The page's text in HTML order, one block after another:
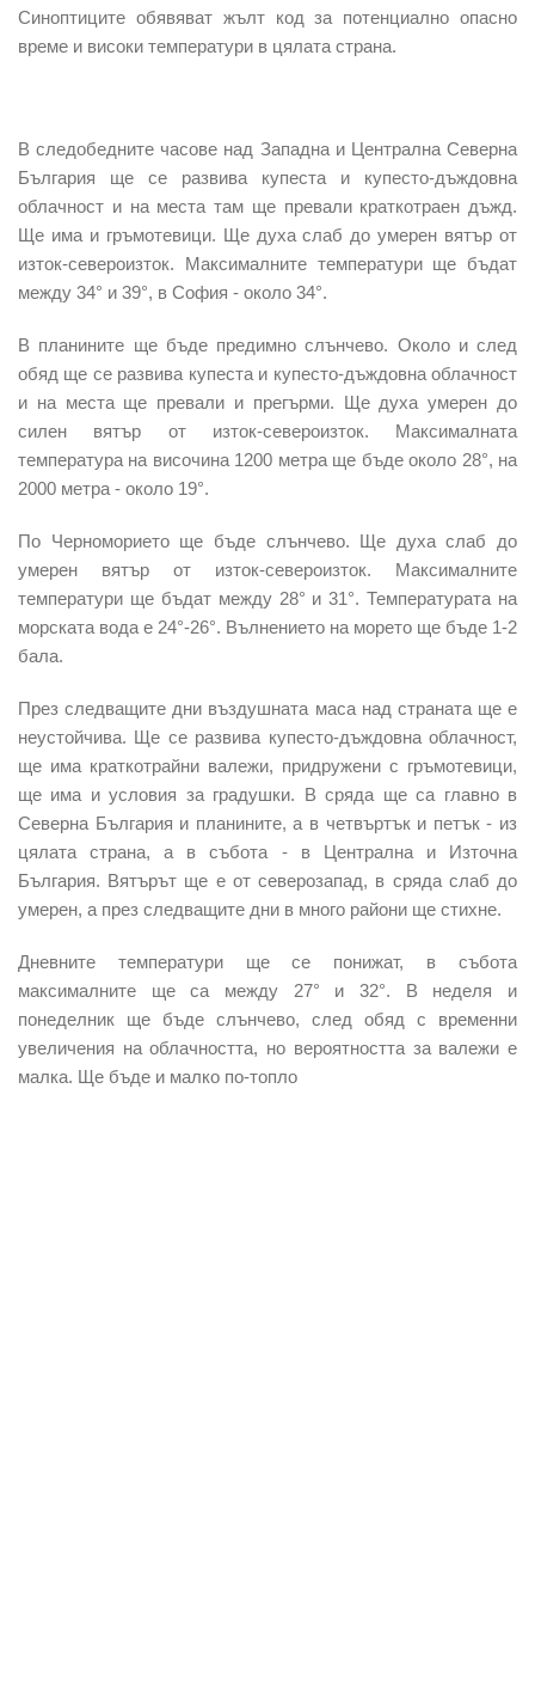
Синоптиците обявяват жълт код за потенциално опасно
време и високи температури в цялата страна.
В следобедните часове над Западна и Централна Северна
България ще се развива купеста и купесто-дъждовна
облачност и на места там ще превали краткотраен дъжд.
Ще има и гръмотевици. Ще духа слаб до умерен вятър от
изток-североизток. Максималните температури ще бъдат
между 34° и 39°, в София - около 34°.
В планините ще бъде предимно слънчево. Около и след
обяд ще се развива купеста и купесто-дъждовна облачност
и на места ще превали и прегърми. Ще духа умерен до
силен вятър от изток-североизток. Максималната
температура на височина 1200 метра ще бъде около 28°, на
2000 метра - около 19°.
По Черномориетоще бъде слънчево. Ще духа слаб до
умерен вятър от изток-североизток. Максималните
температури ще бъдат между 28° и 31°. Температурата на
морската вода е 24°-26°. Вълнението на морето ще бъде 1-2
бала.
Презследващите дни въздушната маса над страната ще е
неустойчива. Ще се развива купесто-дъждовна облачност,
ще има краткотрайни валежи, придружени с гръмотевици,
ще има и условия за градушки. В сряда ще са главно в
Северна България и планините, а в четвъртък и петък- из
цялата страна, а в събота - в Централна и Източна
България. Вятърът ще е от северозапад, в сряда слаб до
умерен, а през следващите дни в много райони ще стихне.
Дневните температури ще се понижат, в събота
максималните ще са между 27° и 32°. В неделя и
понеделник ще бъде слънчево, след обяд с временни
увеличения на облачността, но вероятността за валежи е
малка. Ще бъде и малко по-топло